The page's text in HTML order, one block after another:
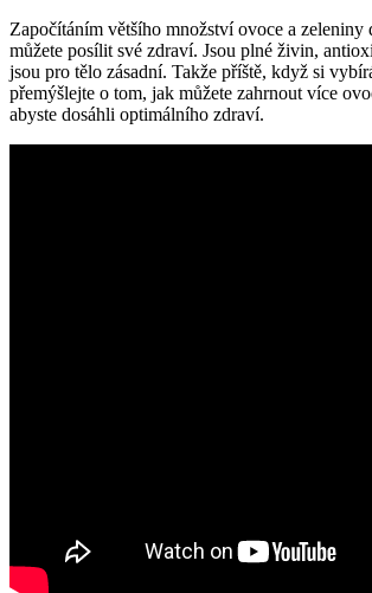
Započítáním většího množství ovoce a zeleniny
můžete posílit své zdraví. Jsou plné živin,
jsou pro tělo zásadní. Takže příště, když si
přemýšlejte o tom, jak můžete zahrnout více
abyste dosáhli optimálního zdraví.